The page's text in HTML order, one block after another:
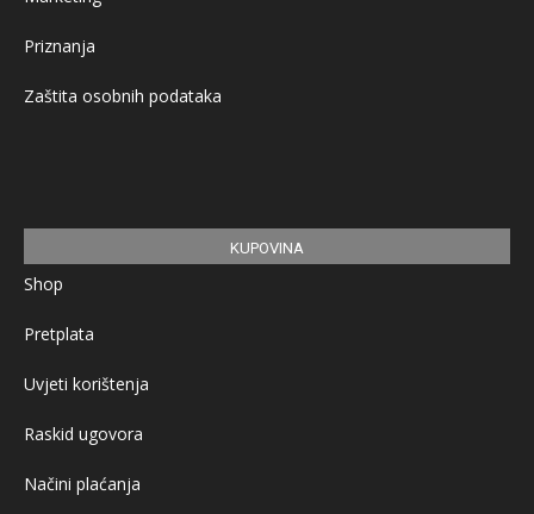
Priznanja
Zaštita osobnih podataka
KUPOVINA
Shop
Pretplata
Uvjeti korištenja
Raskid ugovora
Načini plaćanja